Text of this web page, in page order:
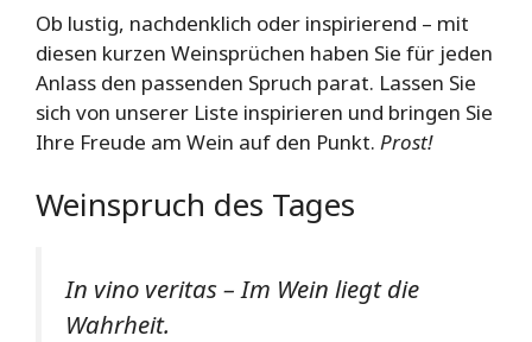
Ob lustig, nachdenklich oder inspirierend – mit
diesen kurzen Weinsprüchen haben Sie für jeden
Anlass den passenden Spruch parat. Lassen Sie
sich von unserer Liste inspirieren und bringen Sie
Ihre Freude am Wein auf den Punkt. Prost!
Weinspruch des Tages
In vino veritas – Im Wein liegt die
Wahrheit.